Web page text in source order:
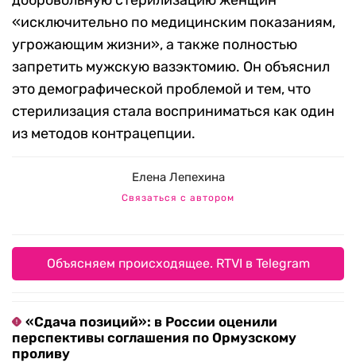
«исключительно по медицинским показаниям,
угрожающим жизни», а также полностью
запретить мужскую вазэктомию. Он объяснил
это демографической проблемой и тем, что
стерилизация стала восприниматься как один
из методов контрацепции.
Елена Лепехина
Связаться с автором
Объясняем происходящее. RTVI в Telegram
«Сдача позиций»: в России оценили
перспективы соглашения по Ормузскому
проливу